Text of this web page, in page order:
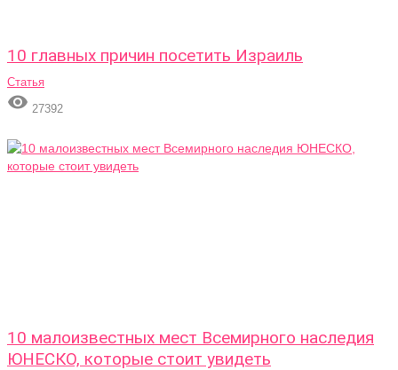
10 главных причин посетить Израиль
Статья
 27392
10 малоизвестных мест Всемирного наследия
ЮНЕСКО, которые стоит увидеть